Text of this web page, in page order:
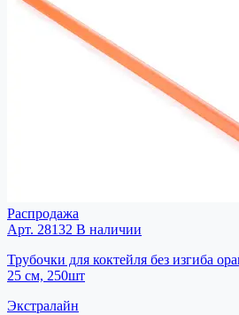
Распродажа
Арт. 28132 В наличии
Трубочки для коктейля без изгиба
25 см, 250шт
Экстралайн